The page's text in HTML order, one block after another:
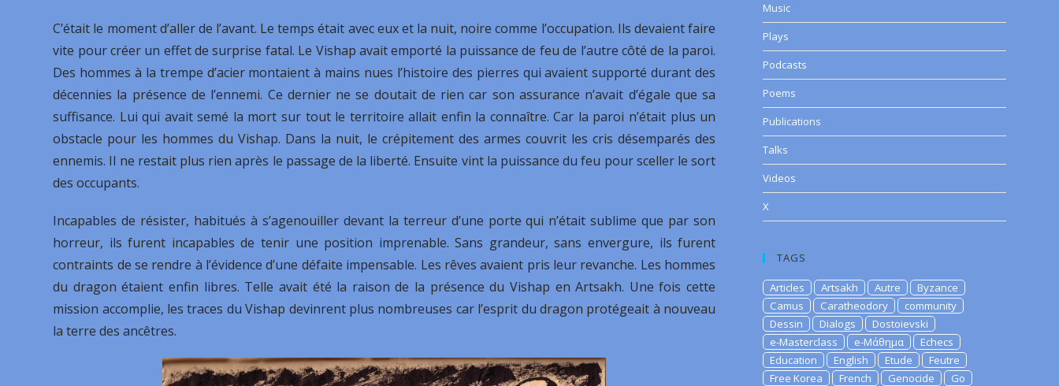
C’était le moment d’aller de l’avant. Le temps était avec eux et la nuit, noire comme l’occupation. Ils devaient faire
vite pour créer un effet de surprise fatal. Le Vishap avait emporté la puissance de feu de l’autre côté de la paroi.
Des hommes à la trempe d’acier montaient à mains nues l’histoire des pierres qui avaient supporté durant des
décennies la présence de l’ennemi. Ce dernier ne se doutait de rien car son assurance n’avait d’égale que sa
suffisance. Lui qui avait semé la mort sur tout le territoire allait enfin la connaître. Car la paroi n’était plus un
obstacle pour les hommes du Vishap. Dans la nuit, le crépitement des armes couvrit les cris désemparés des
ennemis. Il ne restait plus rien après le passage de la liberté. Ensuite vint la puissance du feu pour sceller le sort
des occupants.
Incapables de résister, habitués à s’agenouiller devant la terreur d’une porte qui n’était sublime que par son
horreur, ils furent incapables de tenir une position imprenable. Sans grandeur, sans envergure, ils furent
contraints de se rendre à l’évidence d’une défaite impensable. Les rêves avaient pris leur revanche. Les hommes
du dragon étaient enfin libres. Telle avait été la raison de la présence du Vishap en Artsakh. Une fois cette
mission accomplie, les traces du Vishap devinrent plus nombreuses car l’esprit du dragon protégeait à nouveau
la terre des ancêtres.
Music
Plays
Podcasts
Poems
Publications
Talks
Videos
X
TAGS
Articles Artsakh Autre
Byzance
Camus
Caratheodory
community
Dessin
Dialogs
Dostoievski
e-Masterclass
e-Μάθημα
Echecs
Education
English Etude
Feutre
Free Korea
French Genocide
Go